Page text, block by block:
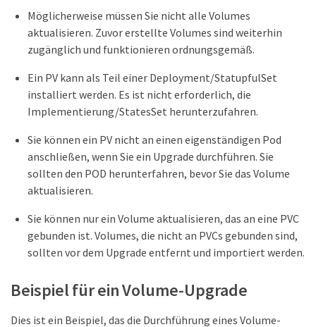
Möglicherweise müssen Sie nicht alle Volumes
aktualisieren. Zuvor erstellte Volumes sind weiterhin
zugänglich und funktionieren ordnungsgemäß.
Ein PV kann als Teil einer Deployment/StatupfulSet
installiert werden. Es ist nicht erforderlich, die
Implementierung/StatesSet herunterzufahren.
Sie können ein PV nicht an einen eigenständigen Pod
anschließen, wenn Sie ein Upgrade durchführen. Sie
sollten den POD herunterfahren, bevor Sie das Volume
aktualisieren.
Sie können nur ein Volume aktualisieren, das an eine PVC
gebunden ist. Volumes, die nicht an PVCs gebunden sind,
sollten vor dem Upgrade entfernt und importiert werden.
Beispiel für ein Volume-Upgrade
Dies ist ein Beispiel, das die Durchführung eines Volume-